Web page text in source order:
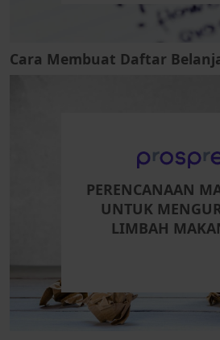
Cara Membuat Daftar
PERENCANAAN
UNTUK
LIMBAH